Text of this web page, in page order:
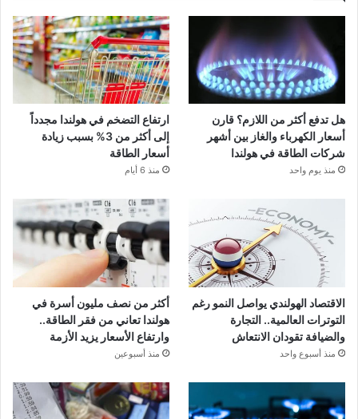
هل تدفع أكثر من اللازم؟ قارن
أسعار الكهرباء والغاز بين أشهر
شركات الطاقة في هولندا
منذ يوم واحد
ارتفاع التضخم في هولندا مجدداً
إلى أكثر من 3% بسبب زيادة
أسعار الطاقة
منذ 6 أيام
الاقتصاد الهولندي يواصل النمو رغم
التوترات العالمية.. التجارة
والضيافة تقودان الانتعاش
منذ أسبوع واحد
أكثر من نصف مليون أسرة في
هولندا تعاني من فقر الطاقة..
وارتفاع الأسعار يزيد الأزمة
منذ أسبوعين